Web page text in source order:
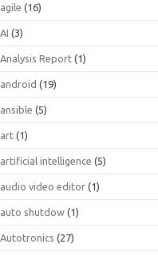
agile (16)
AI (3)
Analysis Report (1)
android (19)
ansible (5)
art (1)
artificial intelligence (5)
audio video editor (1)
auto shutdow (1)
Autotronics (27)